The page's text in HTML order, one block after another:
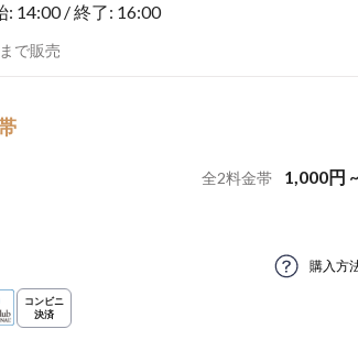
: 14:00 / 終了: 16:00
で販売
全2料金帯 1,000円 ~
購入方